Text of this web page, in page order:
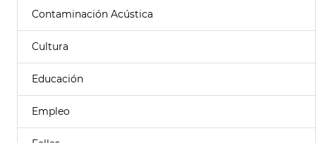
Contaminación Acústica
Cultura
Educación
Empleo